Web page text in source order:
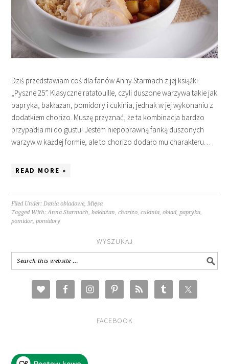
Dziś przedstawiam coś dla fanów Anny Starmach z jej książki
„Pyszne 25”. Klasyczne ratatouille, czyli duszone warzywa takie jak
papryka, bakłażan, pomidory i cukinia, jednak w jej wykonaniu z
dodatkiem chorizo. Muszę przyznać, że ta kombinacja bardzo
przypadła mi do gustu! Jestem niepoprawną fanką duszonych
warzyw w każdej formie, ale to chorizo dodało mu charakteru…
READ MORE »
Filed Under:Dania obiadowe,Mięsa
Tagged With:Anna Starmach,bakłażan,chorizo,cukinia,obiad,papryka,
pomidor,pomidory
WYSZUKAJ
FACEBOOK